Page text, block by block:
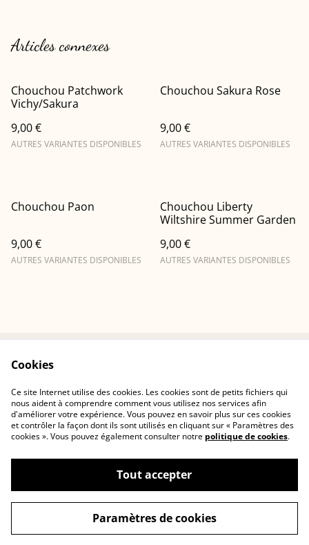
Articles connexes
Chouchou Patchwork
Vichy/Sakura
9,00 €
AUTRES VARIANTES DISPONIBLES
Chouchou Sakura Rose
9,00 €
AUTRES VARIANTES DISPONIBLES
Chouchou Paon
9,00 €
AUTRES VARIANTES DISPONIBLES
Chouchou Liberty
Wiltshire Summer Garden
9,00 €
AUTRES VARIANTES DISPONIBLES
confidentialité
Politique de cookies
Contactez-nous
©2026Cerisia Concept
powered by
Cookies
Ce site Internet utilise des cookies. Les cookies sont de petits fichiers qui
nous aident à comprendre comment vous utilisez nos services afin
d'améliorer votre expérience. Vous pouvez en savoir plus sur ces cookies
et contrôler la façon dont ils sont utilisés en cliquant sur « Paramètres des
cookies ». Vous pouvez également consulter notre politique de cookies.
Tout accepter
Paramètres de cookies